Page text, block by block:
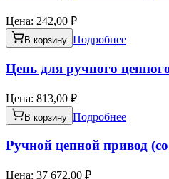
Цена: 242,00 ₽
В корзину Подробнее
Цепь для ручного
Цена: 813,00 ₽
В корзину Подробнее
Ручной цепной привод
Цена: 37 672,00 ₽